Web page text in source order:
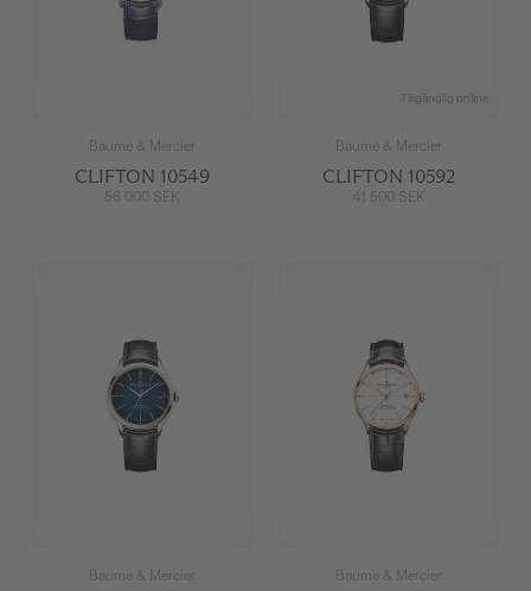
Baume & Mercier
CLIFTON 10549
56 000 SEK
Tillgänglig online
Baume & Mercier
CLIFTON 10592
41 500 SEK
Baume & Mercier Baume & Mercier